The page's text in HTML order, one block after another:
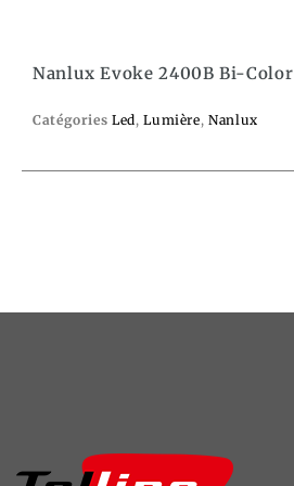
Nanlux Evoke 2400B Bi-Color
Catégories Led,Lumière,Nanlux